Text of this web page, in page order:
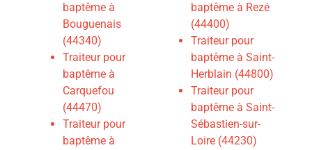
baptême à
Bouguenais
(44340)
Traiteur pour
baptême à
Carquefou
(44470)
Traiteur pour
baptême à
baptême à Rezé
(44400)
Traiteur pour
baptême à Saint-
Herblain (44800)
Traiteur pour
baptême à Saint-
Sébastien-sur-
Loire (44230)